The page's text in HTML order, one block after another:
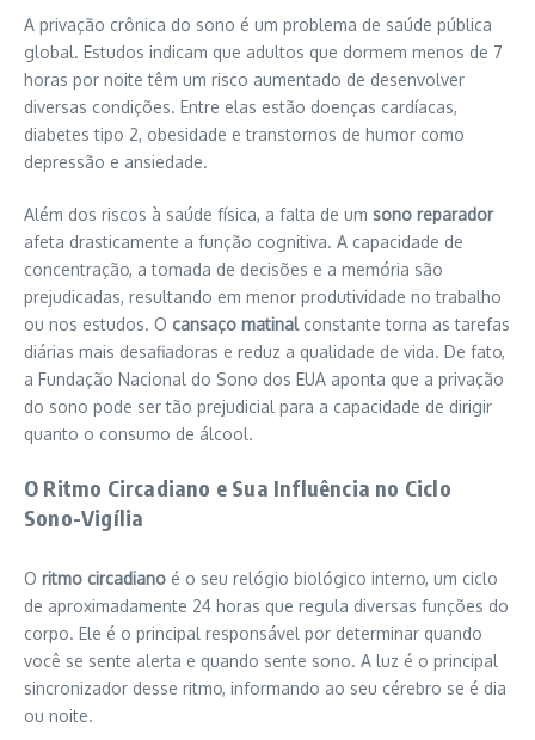
A privação crônica do sono é um problema de saúde pública
global. Estudos indicam que adultos que dormem menos de 7
horas por noite têm um risco aumentado de desenvolver
diversas condições. Entre elas estão doenças cardíacas,
diabetes tipo 2, obesidade e transtornos de humor como
depressão e ansiedade.
Além dos riscos à saúde física, a falta de um sono reparador
afeta drasticamente a função cognitiva. A capacidade de
concentração, a tomada de decisões e a memória são
prejudicadas, resultando em menor produtividade no trabalho
ou nos estudos. O cansaço matinalconstante torna as tarefas
diárias mais desafiadoras e reduz a qualidade de vida. De fato,
a Fundação Nacional do Sono dos EUA aponta que a privação
do sono pode ser tão prejudicial para a capacidade de dirigir
quanto o consumo de álcool.
O Ritmo Circadiano e Sua Influência no Ciclo
Sono-Vigília
O ritmo circadiano é o seu relógio biológico interno, um ciclo
de aproximadamente 24 horas que regula diversas funções do
corpo. Ele é o principal responsável por determinar quando
você se sente alerta e quando sente sono. A luz é o principal
sincronizador desse ritmo, informando ao seu cérebro se é dia
ou noite.